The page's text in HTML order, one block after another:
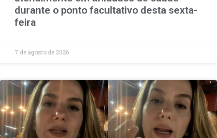
durante o ponto facultativo desta sexta-
feira
7 de agosto de 2026